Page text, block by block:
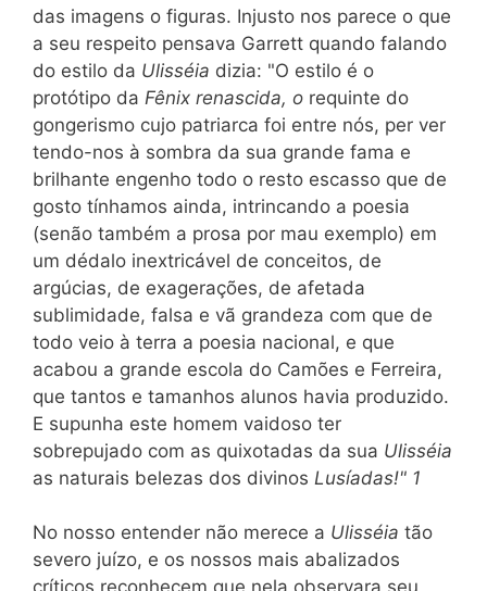
das imagens o figuras. Injusto nos parece o que
a seu respeito pensava Garrett quando falando
do estilo da Ulisséia dizia: "O estilo é o
protótipo da Fênix renascida, o requinte do
gongerismo cujo patriarca foi entre nós, per ver
tendo-nos à sombra da sua grande fama e
brilhante engenho todo o resto escasso que de
gosto tínhamos ainda, intrincando a poesia
(senão também a prosa por mau exemplo) em
um dédalo inextricável de conceitos, de
argúcias, de exagerações, de afetada
sublimidade, falsa e vã grandeza com que de
todo veio à terra a poesia nacional, e que
acabou a grande escola do Camões e Ferreira,
que tantos e tamanhos alunos havia produzido.
E supunha este homem vaidoso ter
sobrepujado com as quixotadas da sua Ulisséia
as naturais belezas dos divinos Lusíadas!" 1
No nosso entender não merece a Ulisséia tão
severo juízo, e os nossos mais abalizados
críticos reconhecem que nela observara seu